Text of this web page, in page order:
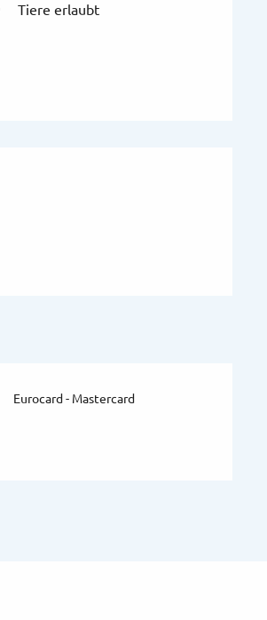
Tiere erlaubt
Eurocard - Mastercard